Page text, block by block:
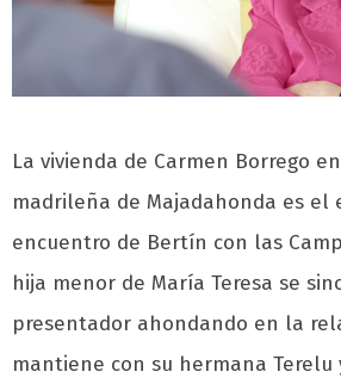
La vivienda de Carmen Borrego
madrileña de Majadahonda es el
encuentro de Bertín con las
hija menor de María Teresa se
presentador ahondando en la
mantiene con su hermana